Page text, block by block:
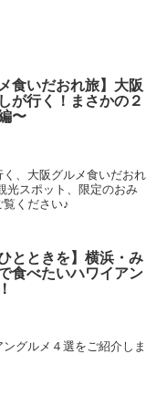
食いだおれ旅】大阪
が行く！まさかの２
〜
、大阪グルメ食いだおれ
光スポット、限定のおみ
ください♪
とときを】横浜・み
食べたいハワイアン
グルメ４選をご紹介しま